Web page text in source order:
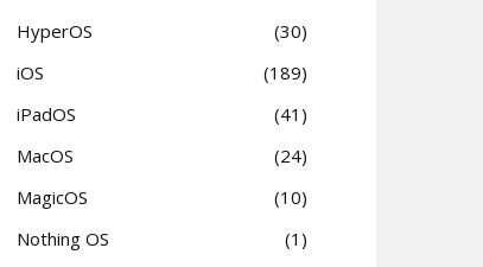
HyperOS
30
iOS
189
iPadOS
41
MacOS
24
MagicOS
10
Nothing OS
1